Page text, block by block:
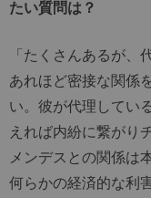
たい質問は？
「たくさんあるが
あれほど密接な関係
い。彼が代理してい
えれば内紛に繋がり
メンデスとの関係は
何らかの経済的な利